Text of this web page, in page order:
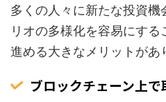
多くの人々に新たな投資機
リオの多様化を容易にす
進める大きなメリットがあ
ブロックチェーン上